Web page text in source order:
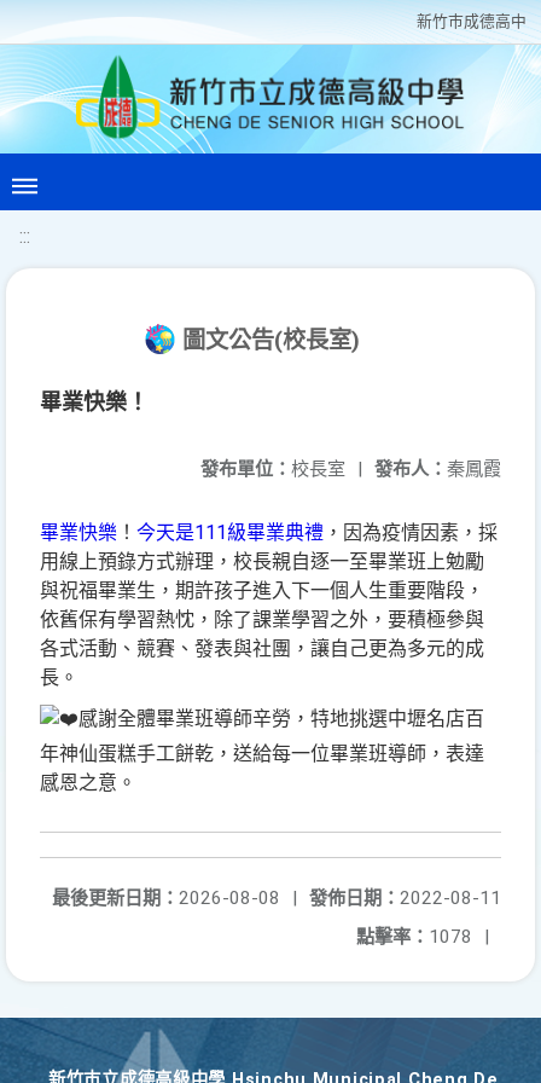
新竹巿成德高中
:::
圖文公告(校長室)
畢業快樂！
發布人： 秦鳳霞
發布單位： 校長室 |
畢業快樂 ！ 今天是111級畢業典禮 ，因為疫情因素，採
用線上預錄方式辦理，校長親自逐一至畢業班上勉勵
與祝福畢業生，期許孩子進入下一個人生重要階段，
依舊保有學習熱忱，除了課業學習之外，要積極參與
各式活動、競賽、發表與社團，讓自己更為多元的成
長。
感謝全體畢業班導師辛勞，特地挑選中壢名店百
年神仙蛋糕手工餅乾，送給每一位畢業班導師，表達
感恩之意。
發佈日期： 2022-08-11
最後更新日期： 2026-08-08
|
點擊率： 1078 |